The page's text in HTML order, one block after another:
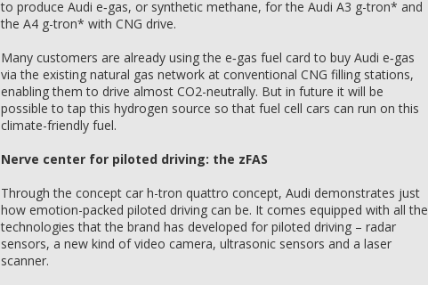
to produce Audi e‑gas, or synthetic methane, for the Audi A3 g-tron* and
the A4 g-tron* with CNG drive.
Many customers are already using the e‑gas fuel card to buy Audi e‑gas
via the existing natural gas network at conventional CNG filling stations,
enabling them to drive almost CO2-neutrally. But in future it will be
possible to tap this hydrogen source so that fuel cell cars can run on this
climate-friendly fuel.
Nerve center for piloted driving: the zFAS
Through the concept car h-tron quattro concept, Audi demonstrates just
how emotion-packed piloted driving can be. It comes equipped with all the
technologies that the brand has developed for piloted driving – radar
sensors, a new kind of video camera, ultrasonic sensors and a laser
scanner.